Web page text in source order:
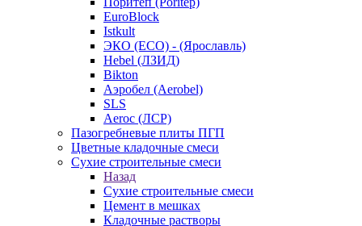
EuroBlock
Istkult
ЭКО (ECO) - (Ярославль)
Hebel (ЛЗИД)
Bikton
Аэробел (Aerobel)
SLS
Aeroc (ЛСР)
Пазогребневые плиты ПГП
Цветные кладочные смеси
Сухие строительные смеси
Назад
Сухие строительные смеси
Цемент в мешках
Кладочные растворы